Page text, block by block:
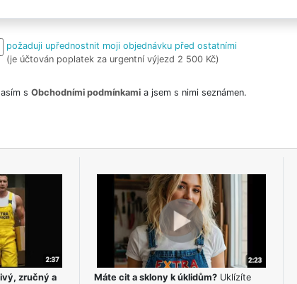
požaduji upřednostnit moji objednávku před ostatními
(je účtován poplatek za urgentní výjezd 2 500 Kč)
s Obchodními podmínkamia jsem s nimi seznámen.
zručný a
Máte cit a sklony k úklidům?Uklízíte